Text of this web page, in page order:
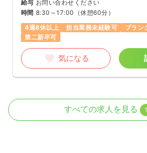
給与 お問い合わせください
時間 8:30～17:00 （休憩60分）
4週8休以上
担当業務未経験可 ブラン
第二新卒可
気になる
訪問看護 正看護師
すべての求人を見る 1